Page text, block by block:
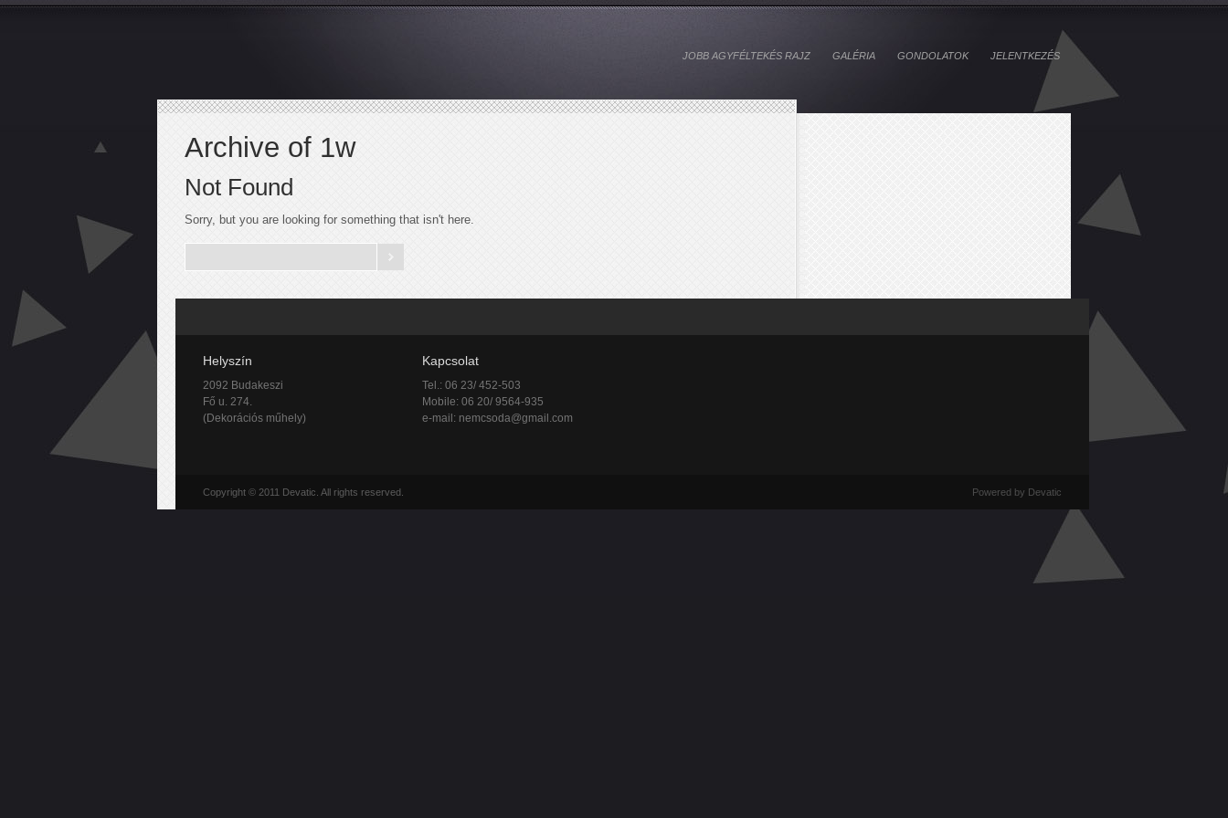
JOBB AGYFÉLTEKÉS RAJZ GALÉRIA GONDOLATOK JELENTKEZÉS
Archive of 1w
Not Found
Sorry, but you are looking for something that isn't here.
Helyszín
2092 Budakeszi
Fő u. 274.
(Dekorációs műhely)
Kapcsolat
Tel.: 06 23/ 452-503
Mobile: 06 20/ 9564-935
e-mail: nemcsoda@gmail.com
Copyright © 2011 Devatic. All rights reserved. Powered by Devatic